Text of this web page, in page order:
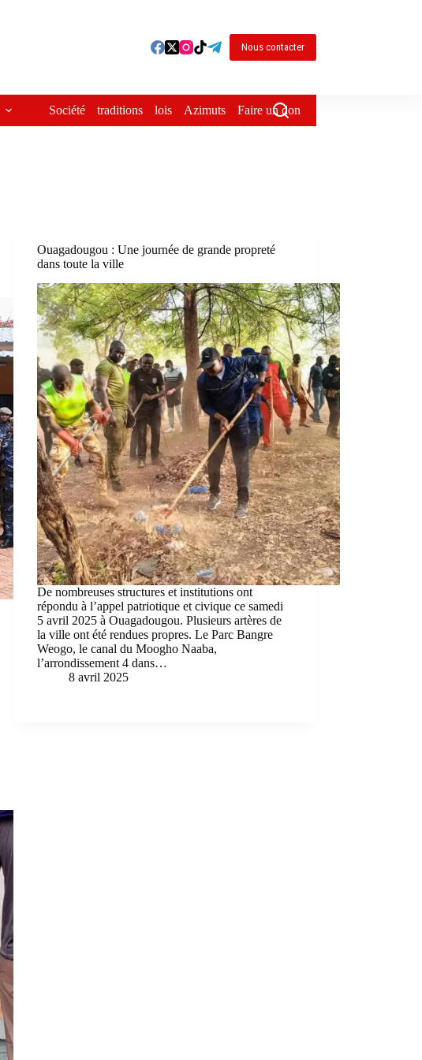
Nous contacter
Société traditions lois Azimuts Faire un don
Ouagadougou : Une journée de grande propreté
dans toute la ville
De nombreuses structures et institutions ont
répondu à l’appel patriotique et civique ce samedi
5 avril 2025 à Ouagadougou. Plusieurs artères de
la ville ont été rendues propres. Le Parc Bangre
Weogo, le canal du Moogho Naaba,
l’arrondissement 4 dans…
8 avril 2025